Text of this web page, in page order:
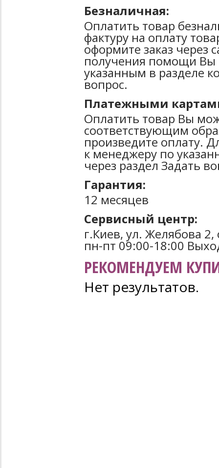
Безналичная:
Оплатить товар
фактуру на оплату
оформите заказ через
получения помощи Вы
указанным в разделе
вопрос.
Платежными
Оплатить товар Вы
соответствующим
произведите оплату.
к менеджеру по
через раздел Задать
Гарантия:
12 месяцев
Сервисный центр:
г.Киев, ул. Желябова
пн-пт 09:00-18:00
РЕКОМЕНДУЕМ
Нет результатов.